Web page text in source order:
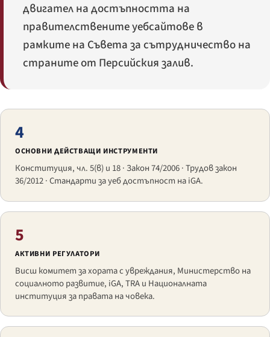
двигател на достъпността на
правителствените уебсайтове в
рамките на Съвета за сътрудничество на
страните от Персийския залив.
4
ОСНОВНИ ДЕЙСТВАЩИ ИНСТРУМЕНТИ
Конституция, чл. 5(в) и 18 · Закон 74/2006 · Трудов закон
36/2012 · Стандарти за уеб достъпност на iGA.
5
АКТИВНИ РЕГУЛАТОРИ
Висш комитет за хората с увреждания, Министерство на
социалното развитие, iGA, TRA и Националната
институция за правата на човека.